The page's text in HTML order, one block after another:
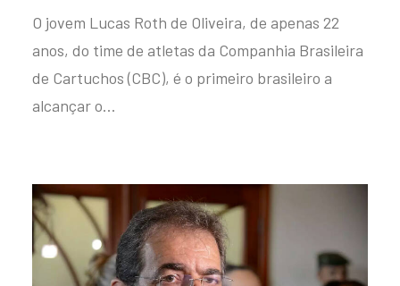
O jovem Lucas Roth de Oliveira, de apenas 22
anos, do time de atletas da Companhia Brasileira
de Cartuchos (CBC), é o primeiro brasileiro a
alcançar o…